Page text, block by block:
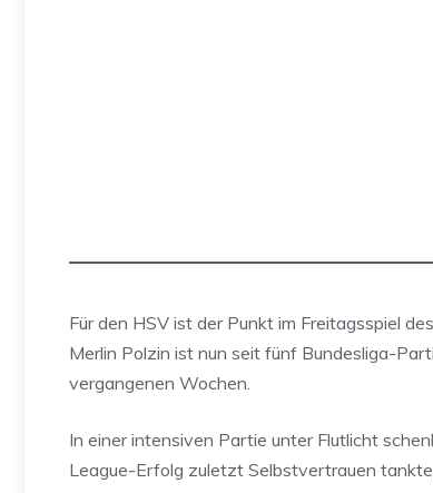
Für den HSV ist der Punkt im Freitagsspiel
Merlin Polzin ist nun seit fünf Bundesliga-
vergangenen Wochen.
In einer intensiven Partie unter Flutlicht
League-Erfolg zuletzt Selbstvertrauen